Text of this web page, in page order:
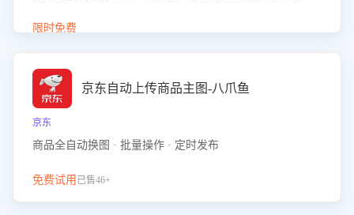
初始化时间，助力企业快速启动智能客服训练
限时免费
京东自动上传商品主图-八爪鱼
京东
商品全自动换图 · 批量操作 · 定时发布
免费试用 已售46+